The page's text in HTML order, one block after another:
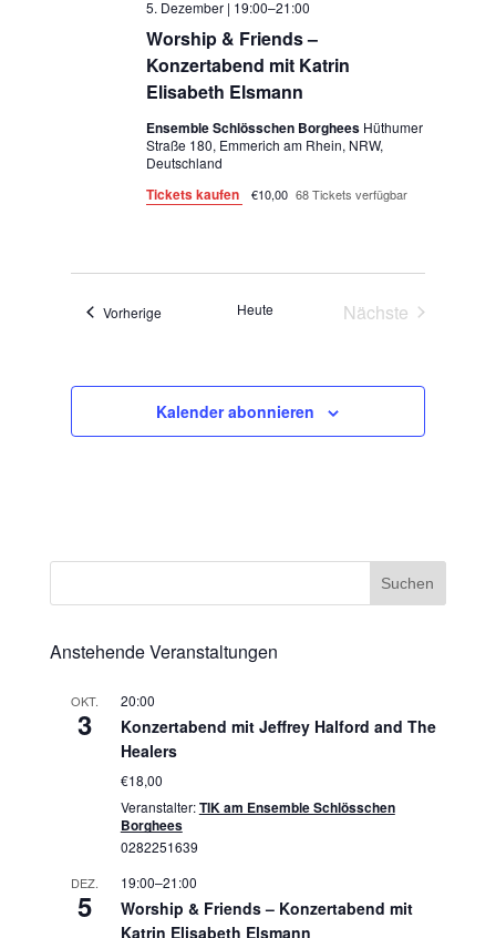
Worship & Friends –
Konzertabend mit Katrin
Elisabeth Elsmann
5. Dezember | 19:00–21:00
Ensemble Schlösschen Borghees Hüthumer
Straße 180, Emmerich am Rhein, NRW,
Deutschland
Tickets kaufen €10,00 68 Tickets verfügbar
Vorherige Veranstaltungen
Heute
Nächste
Kalender abonnieren
Anstehende Veranstaltungen
OKT.
3
20:00
Konzertabend mit Jeffrey Halford and The
Healers
€18,00
Veranstalter:TIK am Ensemble Schlösschen
Borghees
0282251639
DEZ.
5
19:00–21:00
Worship & Friends – Konzertabend mit
Katrin Elisabeth Elsmann